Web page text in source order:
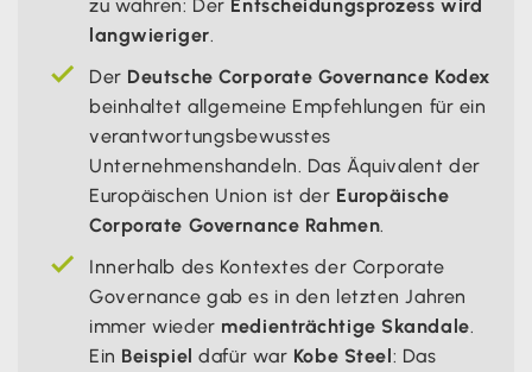
zu wahren: Der Entscheidungsprozess wird
langwieriger.
Der Deutsche Corporate Governance Kodex
beinhaltet allgemeine Empfehlungen für ein
verantwortungsbewusstes
Unternehmenshandeln. Das Äquivalent der
Europäischen Union ist der Europäische
Corporate Governance Rahmen.
Innerhalb des Kontextes der Corporate
Governance gab es in den letzten Jahren
immer wieder medienträchtige Skandale.
Ein Beispiel dafür war Kobe Steel: Das